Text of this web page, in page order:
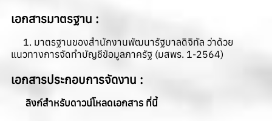
เอกสารมาตรฐาน :
1. มาตรฐานของสำนักงานพัฒนารัฐบาลดิจิทัล ว่าด้วย
แนวทางการจัดทำบัญชีข้อมูลภาครัฐ (มสพร. 1-2564)
เอกสารประกอบการจัดงาน :
ลิงก์สำหรับดาวน์โหลดเอกสาร ที่นี้